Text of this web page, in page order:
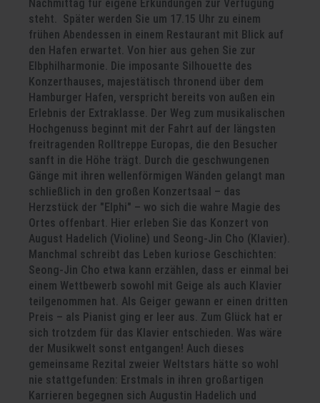
Nachmittag für eigene Erkundungen zur Verfügung
steht. Später werden Sie um 17.15 Uhr zu einem
frühen Abendessen in einem Restaurant mit Blick auf
den Hafen erwartet. Von hier aus gehen Sie zur
Elbphilharmonie. Die imposante Silhouette des
Konzerthauses, majestätisch thronend über dem
Hamburger Hafen, verspricht bereits von außen ein
Erlebnis der Extraklasse. Der Weg zum musikalischen
Hochgenuss beginnt mit der Fahrt auf der längsten
freitragenden Rolltreppe Europas, die den Besucher
sanft in die Höhe trägt. Durch die geschwungenen
Gänge mit ihren wellenförmigen Wänden gelangt man
schließlich in den großen Konzertsaal – das
Herzstück der "Elphi" – wo sich die wahre Magie des
Ortes offenbart. Hier erleben Sie das Konzert von
August Hadelich (Violine) und Seong-Jin Cho (Klavier).
Manchmal schreibt das Leben kuriose Geschichten:
Seong-Jin Cho etwa kann erzählen, dass er einmal bei
einem Wettbewerb sowohl mit Geige als auch Klavier
teilgenommen hat. Als Geiger gewann er einen dritten
Preis – als Pianist ging er leer aus. Zum Glück hat er
sich trotzdem für das Klavier entschieden. Was wäre
der Musikwelt sonst entgangen! Auch dieses
gemeinsame Rezital zweier Weltstars hätte so wohl
nie stattgefunden: Erstmals in ihren großartigen
Karrieren begegnen sich Augustin Hadelich und